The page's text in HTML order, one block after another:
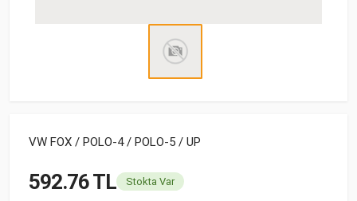
VW FOX / POLO-4 / POLO-5 / UP
592.76 TL Stokta Var